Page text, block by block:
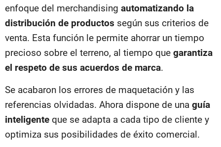
enfoque del merchandising automatizando la
distribución de productos según sus criterios de
venta. Esta función le permite ahorrar un tiempo
precioso sobre el terreno, al tiempo que garantiza
el respeto de sus acuerdos de marca.
Se acabaron los errores de maquetación y las
referencias olvidadas. Ahora dispone de una guía
inteligente que se adapta a cada tipo de cliente y
optimiza sus posibilidades de éxito comercial.